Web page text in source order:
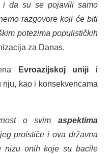
i da su se pojavili samo
razgovore koji će biti
potezima populističkih
za Danas.
Evroazijskoj uniji i
nju, kao i konsekvencama
o svim aspektima
proističe i ova državna
nizu onih koje su bacile